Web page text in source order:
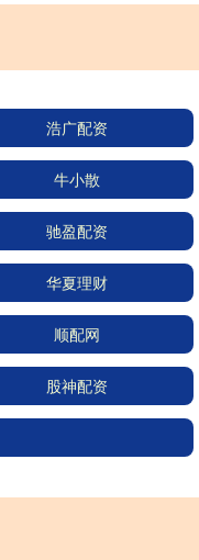
浩广配资
牛小散
驰盈配资
华夏理财
顺配网
股神配资